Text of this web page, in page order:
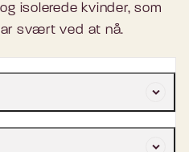
isolerede kvinder, som
svært ved at nå.